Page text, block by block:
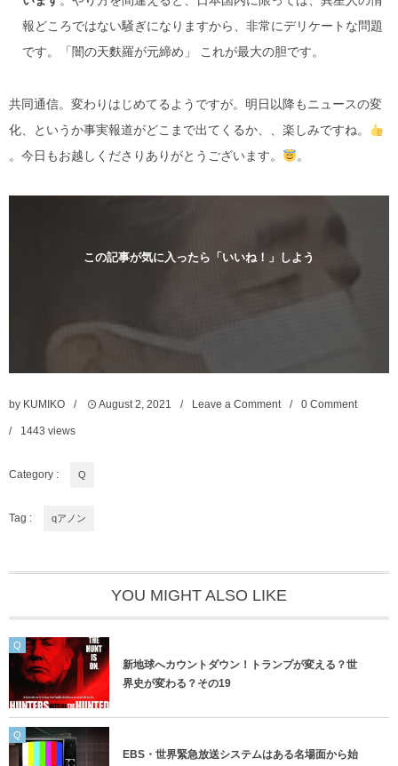
報どころではない騒ぎになりますから、非常にデリケートな問題
です。「闇の天麩羅が元締め」 これが最大の胆です。
共同通信。変わりはじめてるようですが。明日以降もニュースの変
化、というか事実報道がどこまで出てくるか、、楽しみですね。
。今日もお越しくださりありがとうございます。
。
この記事が気に入ったら「いいね！」しよう
by KUMIKO August 2 ,2021 Leave a Comment 0 Comment
1443 views
Category : Q
Tag : qアノン
YOU MIGHT ALSO LIKE
Q
新地球へカウントダウン！トランプが変える？世
界史が変わる？その19
Q
EBS・世界緊急放送システムはある名場面から始